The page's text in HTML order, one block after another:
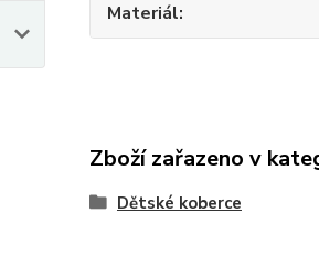
Materiál
Zboží zařazeno v
Dětské koberce